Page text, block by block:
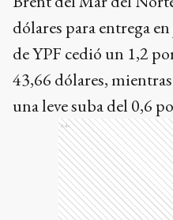
dólares para entrega
de YPF cedió un 1,2
43,66 dólares,
una leve suba del 0,6
Ads